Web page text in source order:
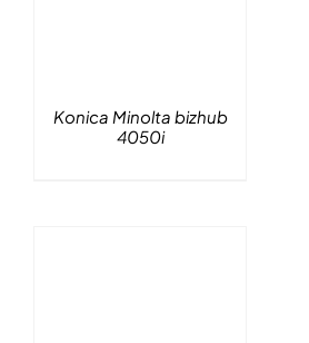
Konica Minolta bizhub
4050i